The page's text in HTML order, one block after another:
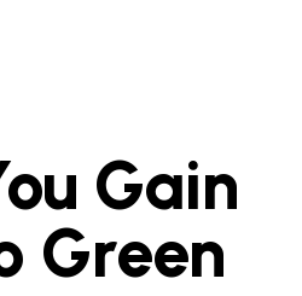
Gain
Green